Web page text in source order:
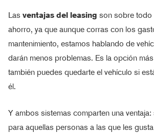
Las ventajas del leasing son sobre todo
ahorro, ya que aunque corras con los
mantenimiento, estamos hablando de
darán menos problemas. Es la opción
también puedes quedarte el vehículo si
él.
Y ambos sistemas comparten una
para aquellas personas a las que les